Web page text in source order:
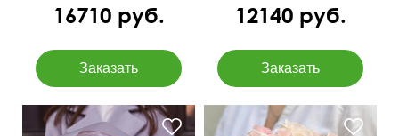
16710 руб. 12140 руб.